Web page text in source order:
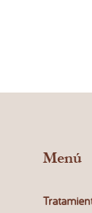
Menú